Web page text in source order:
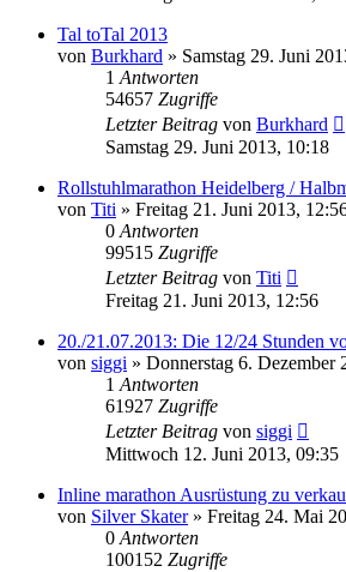
Tal toTal 2013
von Burkhard » Samstag 29. Juni
1 Antworten
54657 Zugriffe
Letzter Beitrag von Burkhard
Samstag 29. Juni 2013, 10:18
Rollstuhlmarathon Heidelberg /
von Titi » Freitag 21. Juni 2013,
0 Antworten
99515 Zugriffe
Letzter Beitrag von Titi
Freitag 21. Juni 2013, 12:56
20./21.07.2013: Die 12/24 Stunden
von siggi » Donnerstag 6. Dezember
1 Antworten
61927 Zugriffe
Letzter Beitrag von siggi
Mittwoch 12. Juni 2013, 09:35
Inline marathon Ausrüstung zu
von Silver Skater» Freitag 24. Mai
0 Antworten
100152 Zugriffe